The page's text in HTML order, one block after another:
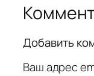
Добавить
Ваш адрес